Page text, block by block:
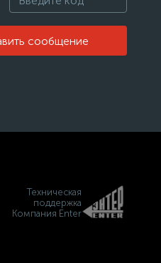
сообщение
Техническая
поддержка
Компания Enter